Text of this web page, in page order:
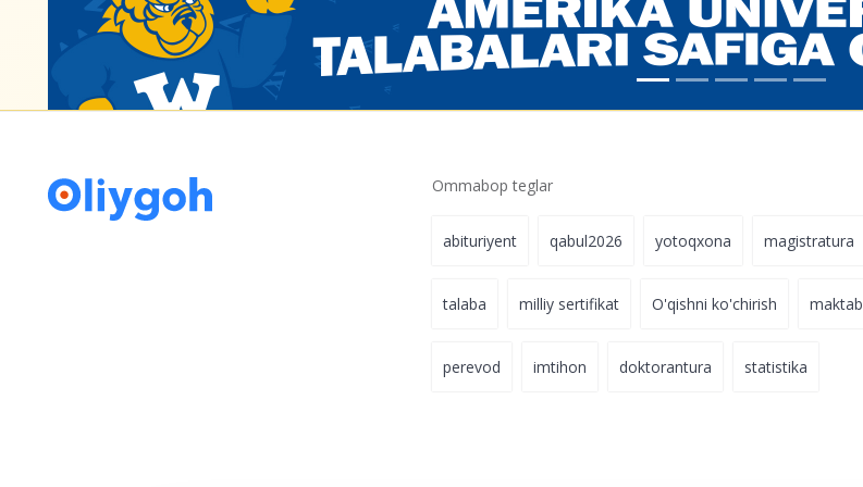
Ommabop teglar
abituriyent qabul2026 yotoqxona magistratura
talaba milliy sertifikat O'qishni ko'chirish maktab
perevod imtihon doktorantura statistika